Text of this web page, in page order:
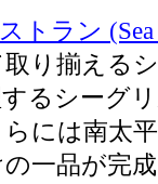
トラン
り揃える
るシーグ
には南太
一品が完